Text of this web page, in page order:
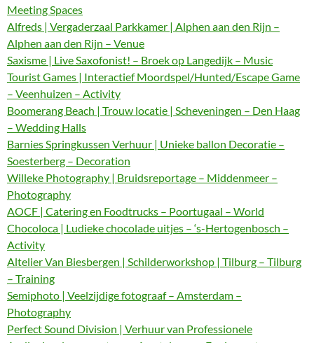
Meeting Spaces
Alfreds | Vergaderzaal Parkkamer | Alphen aan den Rijn –
Alphen aan den Rijn – Venue
Saxisme | Live Saxofonist! – Broek op Langedijk – Music
Tourist Games | Interactief Moordspel/Hunted/Escape Game
– Veenhuizen – Activity
Boomerang Beach | Trouw locatie | Scheveningen – Den Haag
– Wedding Halls
Barnies Springkussen Verhuur | Unieke ballon Decoratie –
Soesterberg – Decoration
Willeke Photography | Bruidsreportage – Middenmeer –
Photography
AOCF | Catering en Foodtrucks – Poortugaal – World
Chocoloca | Ludieke chocolade uitjes – ‘s-Hertogenbosch –
Activity
Altelier Van Biesbergen | Schilderworkshop | Tilburg – Tilburg
– Training
Semiphoto | Veelzijdige fotograaf – Amsterdam –
Photography
Perfect Sound Division | Verhuur van Professionele